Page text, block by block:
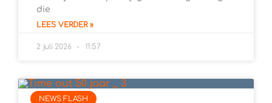
die
LEES VERDER »
2 juli 2026 11:57
NEWS FLASH